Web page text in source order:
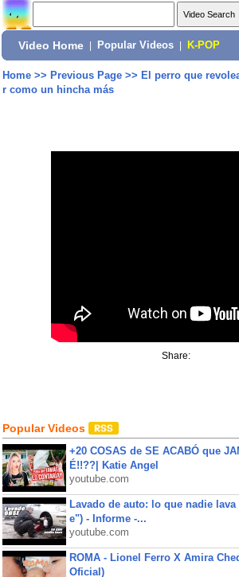
Video Home Popular Videos K-POP
Home>> Previous Page>> El perro que
r como un hincha más
Share:
Popular Videos
+20 COSAS de SE ACABÓ que
É!!??| Katie Angel
youtube.com
Lavado de auto: lo que nadie
e") - Informe -...
youtube.com
ROMA - Lionel Ferro X Amira
Oficial)